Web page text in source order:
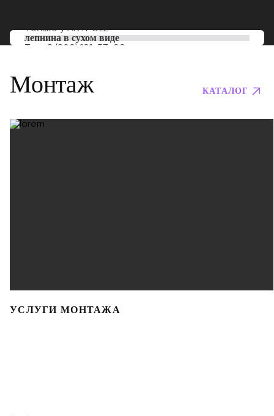
Только уARTPOLE
лепнина в сухом виде
Тел: 8 (800) 101-53-00
Монтаж КАТАЛОГ
УСЛУГИ МОНТАЖА